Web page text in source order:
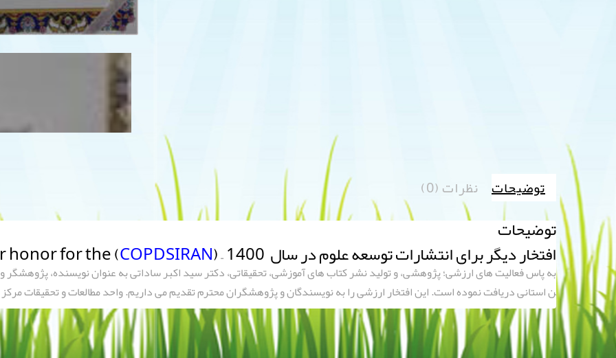
توضیحات نظرات (0)
توضیحات
افتخار دیگر برای انتشارات توسعه علوم در سال 1400 – Another honor for the ( COPDSIRAN)
به پاس فعالیت های ارزشی؛ پژوهشی، و تولید نشر کتاب های آموزشی، تحقیقاتی، دکتر سید اکبر ساداتی به عنوان نویسنده، پژوهشگر
ن استانی دریافت نموده است. این افتخار ارزشی را به نویسندگان و پژوهشگران محترم تقدیم می داریم. واحد مطالعات و تحقیقات